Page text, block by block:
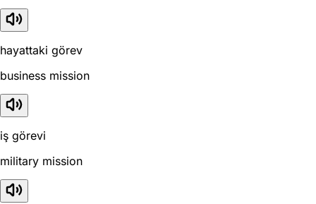
hayattaki görev
business mission
iş görevi
military mission